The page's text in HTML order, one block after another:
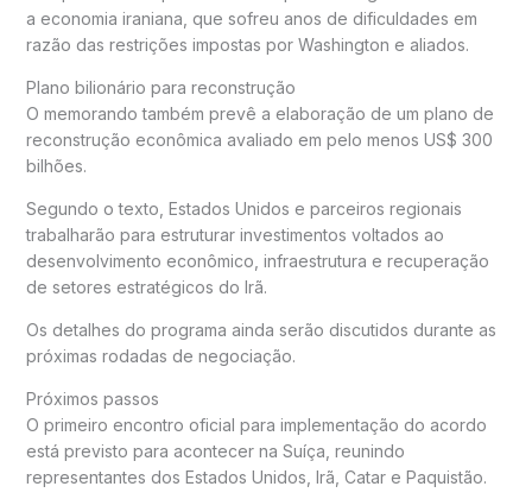
a economia iraniana, que sofreu anos de dificuldades em
razão das restrições impostas por Washington e aliados.
Plano bilionário para reconstrução
O memorando também prevê a elaboração de um plano de
reconstrução econômica avaliado em pelo menos US$ 300
bilhões.
Segundo o texto, Estados Unidos e parceiros regionais
trabalharão para estruturar investimentos voltados ao
desenvolvimento econômico, infraestrutura e recuperação
de setores estratégicos do Irã.
Os detalhes do programa ainda serão discutidos durante as
próximas rodadas de negociação.
Próximos passos
O primeiro encontro oficial para implementação do acordo
está previsto para acontecer na Suíça, reunindo
representantes dos Estados Unidos, Irã, Catar e Paquistão.